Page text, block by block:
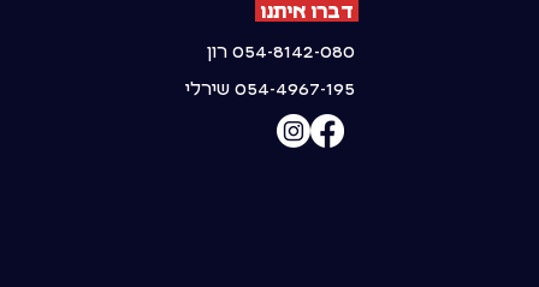
דברו איתנו
054-8142-080 רון
054-4967-195 שירלי